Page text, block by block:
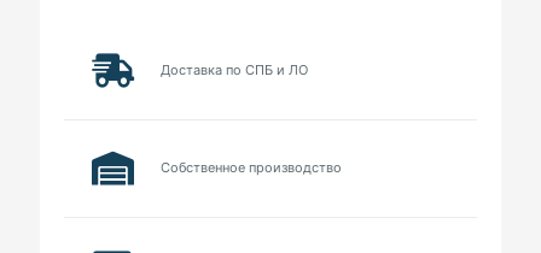
Доставка по СПБ и ЛО
Собственное производство